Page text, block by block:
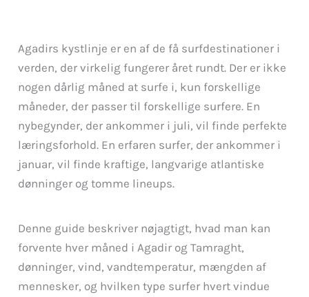
Agadirs kystlinje er en af de få surfdestinationer i
verden, der virkelig fungerer året rundt. Der er ikke
nogen dårlig måned at surfe i, kun forskellige
måneder, der passer til forskellige surfere. En
nybegynder, der ankommer i juli, vil finde perfekte
læringsforhold. En erfaren surfer, der ankommer i
januar, vil finde kraftige, langvarige atlantiske
dønninger og tomme lineups.
Denne guide beskriver nøjagtigt, hvad man kan
forvente hver måned i Agadir og Tamraght,
dønninger, vind, vandtemperatur, mængden af
mennesker, og hvilken type surfer hvert vindue